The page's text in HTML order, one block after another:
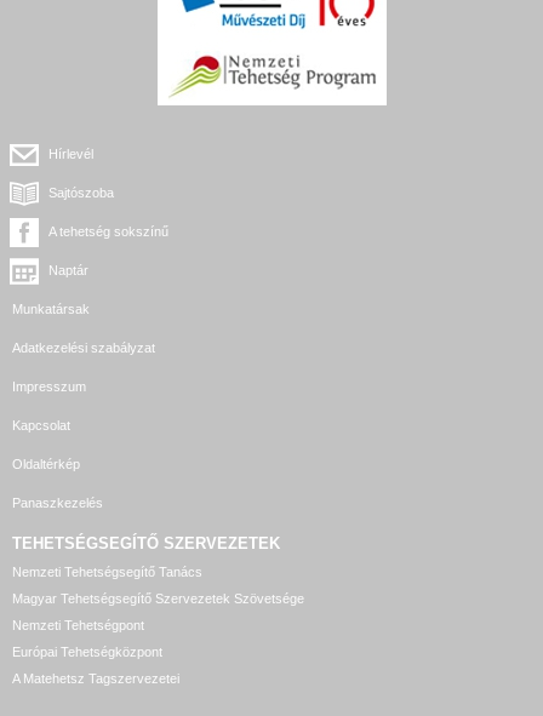
Hírlevél
Sajtószoba
A tehetség sokszínű
Naptár
Munkatársak
Adatkezelési szabályzat
Impresszum
Kapcsolat
Oldaltérkép
Panaszkezelés
TEHETSÉGSEGÍTŐ SZERVEZETEK
Nemzeti Tehetségsegítő Tanács
Magyar Tehetségsegítő Szervezetek Szövetsége
Nemzeti Tehetségpont
Európai Tehetségközpont
A Matehetsz Tagszervezetei